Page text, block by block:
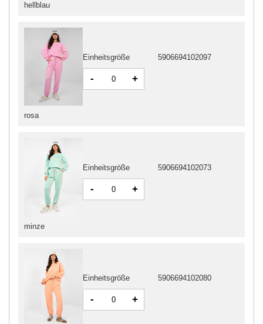
rosa
Einheitsgröße 5906694102097
- +
minze
Einheitsgröße 5906694102073
- +
Einheitsgröße 5906694102080
- +
hellblau